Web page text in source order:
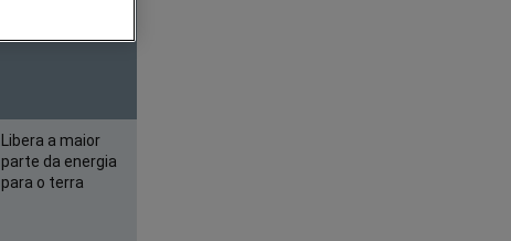
Libera a maior
parte da energia
para o terra